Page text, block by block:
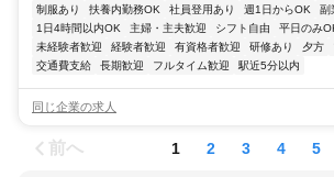
制服あり 扶養内勤務OK 社員登用あり 週1日からOK
副
1日4時間以内OK
主婦・主夫歓迎 シフト自由 平日のみ
未経験者歓迎
経験者歓迎 有資格者歓迎 研修あり 夕方
交通費支給
長期歓迎 フルタイム歓迎 駅近5分以内
同じ企業の求人
前へ 1 2 3 4 5